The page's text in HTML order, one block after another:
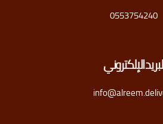
0553754240
الإلكتروني